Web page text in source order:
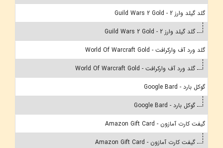
گلد گیلد وارز 2 - Guild Wars 2 Gold
گلد گیلد وارز 2 - Guild Wars 2 Gold
گلد ورد آف وارکرافت - World Of Warcraft Gold
گلد ورد آف وارکرافت - World Of Warcraft Gold
گوکل بارد - Google Bard
گوکل بارد - Google Bard
گیفت کارت آمازون - Amazon Gift Card
گیفت کارت آمازون - Amazon Gift Card